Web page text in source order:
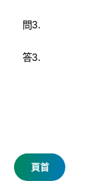
問3.
答3.
頁首